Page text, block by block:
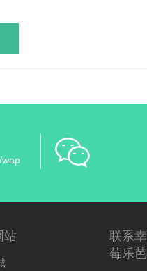
wap
幸福宝app下载
站
联系
莓乐